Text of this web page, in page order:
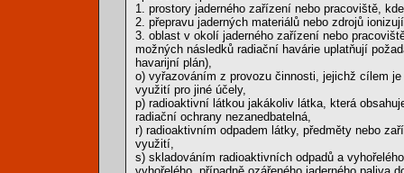
1. prostory jaderného zařízení nebo pracoviště,
2. přepravu jaderných materiálů nebo zdrojů
3. oblast v okolí jaderného zařízení nebo
možných následků radiační havárie uplatňují
havarijní plán),
o) vyřazováním z provozu činnosti, jejichž cílem
využití pro jiné účely,
p) radioaktivní látkou jakákoliv látka, která
radiační ochrany nezanedbatelná,
r) radioaktivním odpadem látky, předměty nebo
využití,
s) skladováním radioaktivních odpadů a